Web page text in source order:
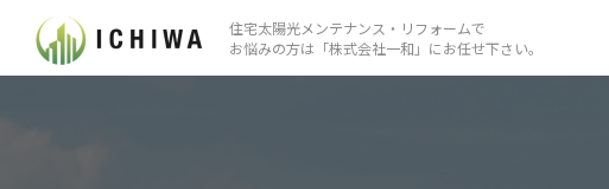
住宅太陽光メンテナンス・リフォームで
お悩みの方は「株式会社⼀和」にお任せ下さい。